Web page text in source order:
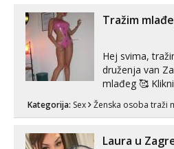
volim njezan
tijelu koji me
Tražim
Hej svima,
druženja van
mlađeg 🥰 Klikni na link ispod i nadji me
Kategorija: Sex Ženska osoba traži
Laura u